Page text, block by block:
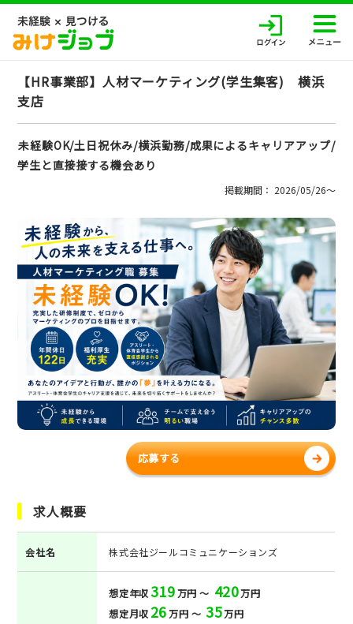
【HR事業部】人材マーケティング(学生集客) 横浜
支店
未経験OK/土日祝休み/横浜勤務/成果によるキャリアアップ/
学生と直接接する機会あり
掲載期間： 2026/05/26〜
応募する
求人概要
会社名 株式会社ジールコミュニケーションズ
想定年収319万円 ～ 420万円
想定月収 26万円 ～ 35万円